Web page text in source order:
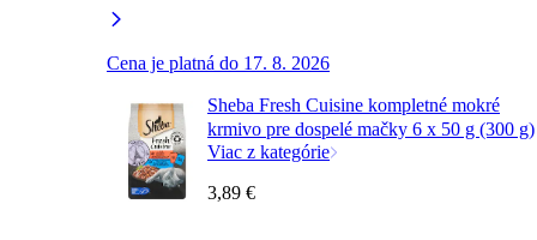
Cena je platná do 17. 8. 2026
Sheba Fresh Cuisine kompletné mokré
krmivo pre dospelé mačky 6 x 50 g (300 g)
Viac z kategórie
3,89 €